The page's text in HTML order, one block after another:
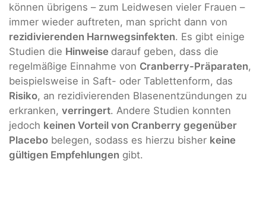
können übrigens – zum Leidwesen vieler Frauen –
immer wieder auftreten, man spricht dann von
rezidivierenden Harnwegsinfekten. Es gibt einige
Studien die Hinweise darauf geben, dass die
regelmäßige Einnahme von Cranberry-Präparaten,
beispielsweise in Saft- oder Tablettenform, das
Risiko, an rezidivierenden Blasenentzündungen zu
erkranken, verringert. Andere Studien konnten
jedoch keinen Vorteil von Cranberry gegenüber
Placebo belegen, sodass es hierzu bisher keine
gültigen Empfehlungen gibt.